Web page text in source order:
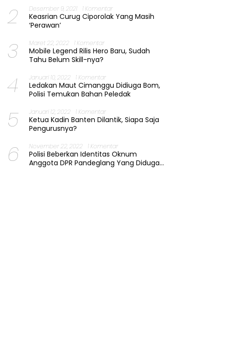
2 Desember 9, 2021 1 Komentar
Keasrian Curug Ciporolak Yang Masih
‘Perawan’
3 Maret 22, 2022 1 Komentar
Mobile Legend Rilis Hero Baru, Sudah
Tahu Belum Skill-nya?
4 Januari 10, 2022 1 Komentar
Ledakan Maut Cimanggu Didiuga Bom,
Polisi Temukan Bahan Peledak
5 Januari 12, 2022 1 Komentar
Ketua Kadin Banten Dilantik, Siapa Saja
Pengurusnya?
6 November 22, 2022 1 Komentar
Polisi Beberkan Identitas Oknum
Anggota DPR Pandeglang Yang Diduga